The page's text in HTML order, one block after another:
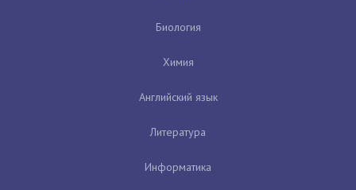
Биология
Химия
Английский язык
Литература
Информатика